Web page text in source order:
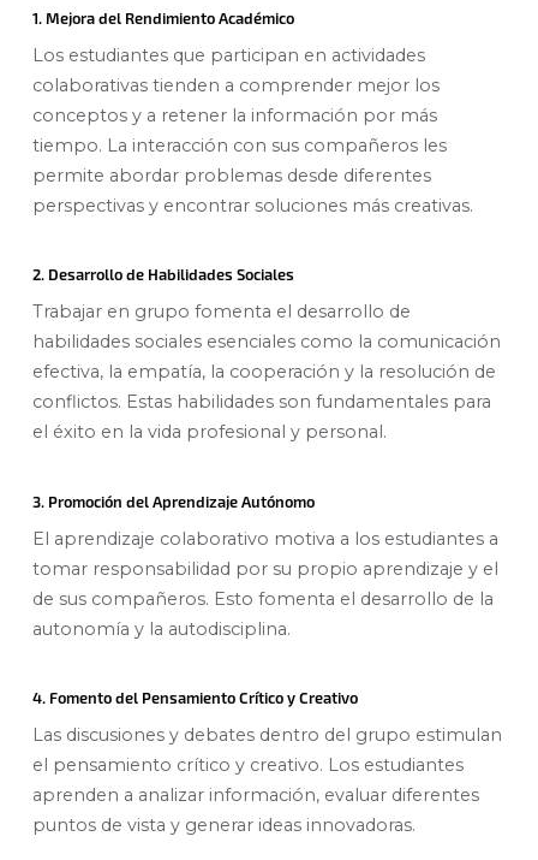
1. Mejora del Rendimiento Académico
Los estudiantes que participan en actividades
colaborativas tienden a comprender mejor los
conceptos y a retener la información por más
tiempo. La interacción con sus compañeros les
permite abordar problemas desde diferentes
perspectivas y encontrar soluciones más creativas.
2. Desarrollo de Habilidades Sociales
Trabajar en grupo fomenta el desarrollo de
habilidades sociales esenciales como la comunicación
efectiva, la empatía, la cooperación y la resolución de
conflictos. Estas habilidades son fundamentales para
el éxito en la vida profesional y personal.
3. Promoción del Aprendizaje Autónomo
El aprendizaje colaborativo motiva a los estudiantes a
tomar responsabilidad por su propio aprendizaje y el
de sus compañeros. Esto fomenta el desarrollo de la
autonomía y la autodisciplina.
4. Fomento del Pensamiento Crítico y Creativo
Las discusiones y debates dentro del grupo estimulan
el pensamiento crítico y creativo. Los estudiantes
aprenden a analizar información, evaluar diferentes
puntos de vista y generar ideas innovadoras.